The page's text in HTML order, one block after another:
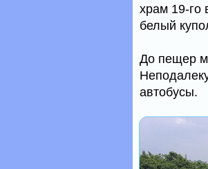
храм 19-го
белый
До пещер
автобусы.